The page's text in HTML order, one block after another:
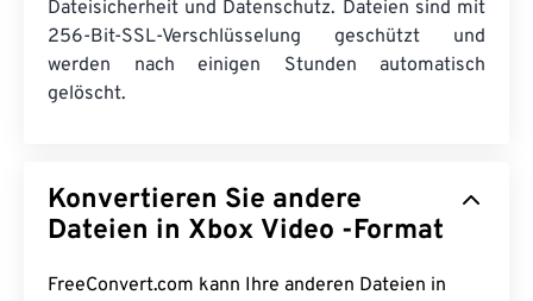
Dateisicherheit und Datenschutz. Dateien sind mit
256-Bit-SSL-Verschlüsselung geschützt und
werden nach einigen Stunden automatisch
gelöscht.
Konvertieren Sie andere
Dateien in Xbox Video -Format
FreeConvert.com kann Ihre anderen Dateien in